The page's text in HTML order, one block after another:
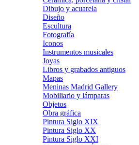
Dibujo y acuarela
Diseño
Escultura
Fotografía
Iconos
Instrumentos musicales
Joyas
Libros y grabados antiguos
Mapas
Meninas Madrid Gallery
Mobiliario y lámparas
Objetos
Obra gráfica
Pintura Siglo XIX
Pintura Siglo XX
Pintura Siglo XXI